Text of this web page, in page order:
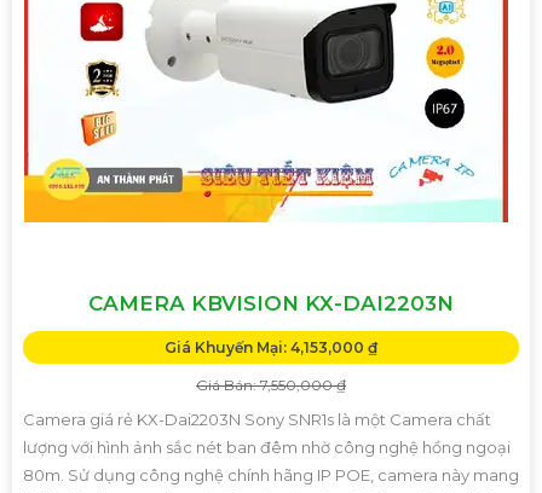
CAMERA KBVISION KX-DAI2203N
Giá Khuyến Mại: 4,153,000 ₫
Giá Bán: 7,550,000 ₫
Camera giá rẻ KX-Dai2203N Sony SNR1s là một Camera chất
lượng với hình ảnh sắc nét ban đêm nhờ công nghệ hồng ngoại
80m. Sử dụng công nghệ chính hãng IP POE, camera này mang